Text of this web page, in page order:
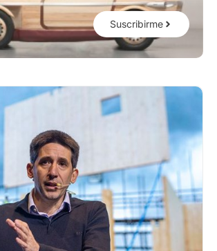
Suscribirme